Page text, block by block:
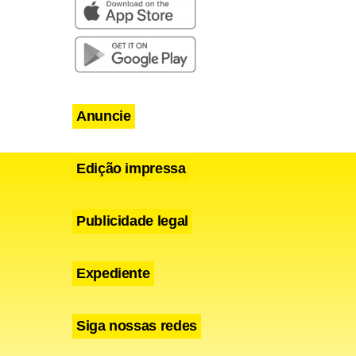
ele
droga
da
pode
provas
do réu.
Anuncie
Edição impressa
Publicidade legal
Expediente
Siga nossas redes